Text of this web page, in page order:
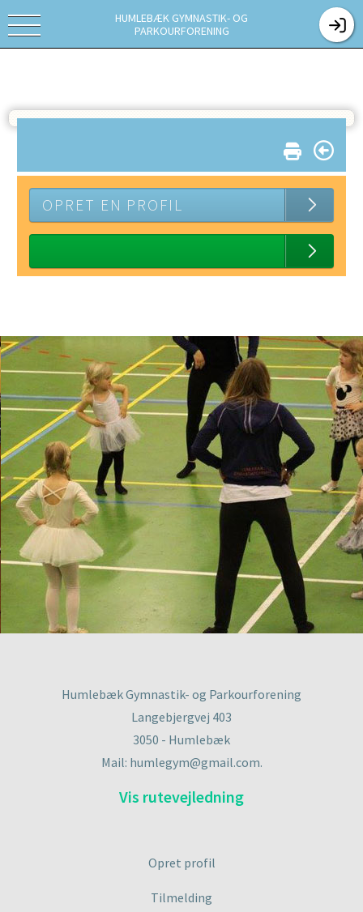
HUMLEBÆK GYMNASTIK- OG
PARKOURFORENING
OPRET EN PROFIL
Humlebæk Gymnastik- og Parkourforening
Langebjergvej 403
3050 - Humlebæk
Mail: humlegym@gmail.com.
Vis rutevejledning
Opret profil
Tilmelding